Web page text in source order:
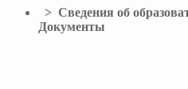
> Сведения об
Документы